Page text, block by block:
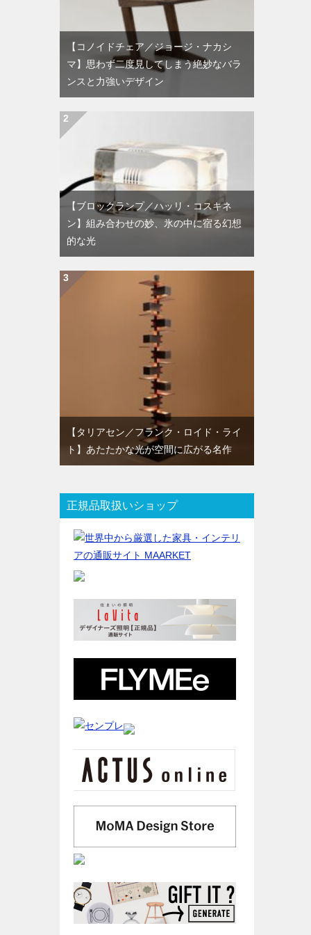
【コノイドチェア／ジョージ・ナカシ
マ】思わず二度見してしまう絶妙なバラ
ンスと力強いデザイン
【ブロックランプ／ハッリ・コスキネ
ン】組み合わせの妙、氷の中に宿る幻想
的な光
【タリアセン／フランク・ロイド・ライ
ト】あたたかな光が空間に広がる名作
正規品取扱いショップ